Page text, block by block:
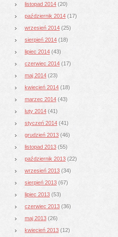
listopad 2014 (20)
październik 2014 (17)
wrzesień 2014 (25)
sierpień 2014 (18)
lipiec 2014 (43)
czerwiec 2014 (17)
maj 2014 (23)
kwiecień 2014 (18)
marzec 2014 (43)
luty 2014 (41)
styczeń 2014 (41)
grudzień 2013 (46)
listopad 2013 (55)
październik 2013 (22)
wrzesień 2013 (34)
sierpień 2013 (67)
lipiec 2013 (53)
czerwiec 2013 (36)
maj 2013 (26)
kwiecień 2013 (12)